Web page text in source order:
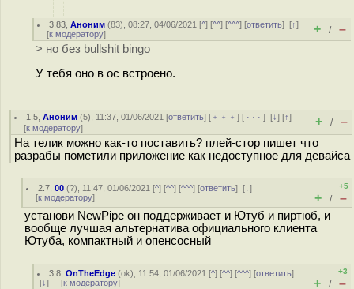
3.83 ,Аноним (83), 08:27, 04/06/2021 [^] [^^] [^^^] [ответить][↑]
[к модератору] + / –
> но без bullshit bingo
У тебя оно в ос встроено.
1.5 ,Аноним (5), 11:37, 01/06/2021 [ответить] [ ﹢﹢﹢] [ · · ·][↓] [↑]
[к модератору] + / –
На телик можно как-то поставить? плей-стор пишет что
разрабы пометили приложение как недоступное для девайса
2.7 ,00 (?), 11:47, 01/06/2021 [^] [^^] [^^^] [ответить][↓]
[к модератору]
+5
+ / –
установи NewPipe он поддерживает и Ютуб и пиртюб, и
вообще лучшая альтернатива официального клиента
Ютуба, компактный и опенсосный
3.8 ,OnTheEdge (ok), 11:54, 01/06/2021 [^] [^^] [^^^] [ответить]
[↓] [к модератору]
+3
+ / –